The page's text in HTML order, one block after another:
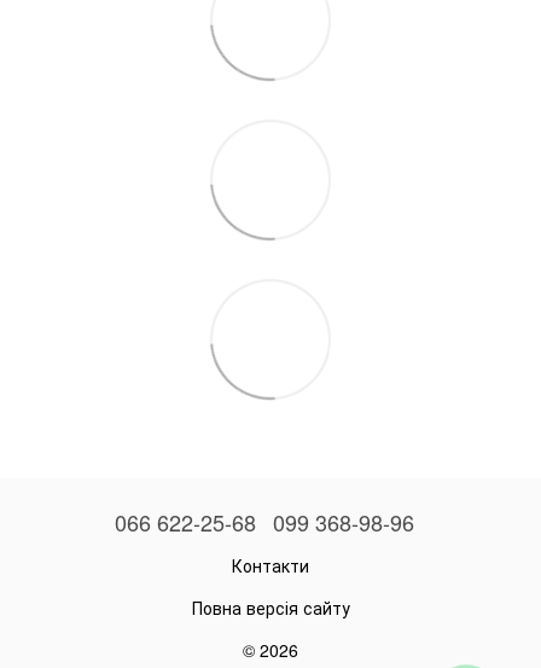
066 622-25-68 099 368-98-96
Контакти
Повна версія сайту
© 2026